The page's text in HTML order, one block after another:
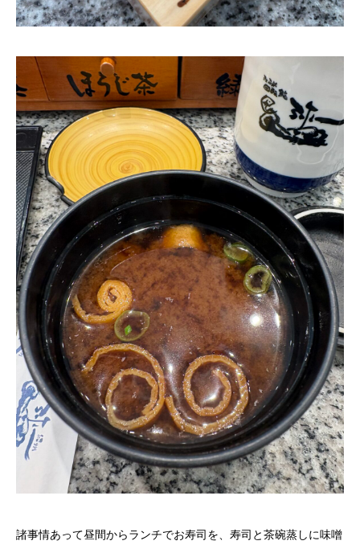
諸事情あって昼間からランチでお寿司を、寿司と茶碗蒸しに味噌